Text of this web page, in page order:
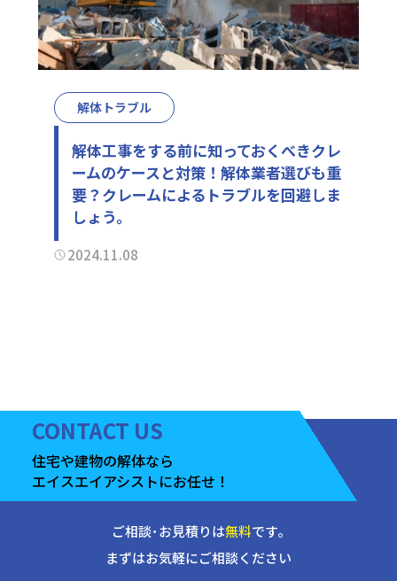
解体トラブル
解体工事をする前に知っておくべきクレ
ームのケースと対策！解体業者選びも重
要？クレームによるトラブルを回避しま
しょう。
2024.11.08
CONTACT US
住宅や建物の解体なら
エイスエイアシストにお任せ！
ご相談･お見積りは無料です｡
まずはお気軽にご相談ください